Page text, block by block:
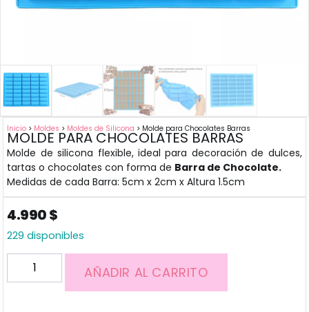
Inicio > Moldes > Moldes de Silicona > Molde para Chocolates Barras
MOLDE PARA CHOCOLATES BARRAS
Molde de silicona flexible, ideal para decoración de dulces,
tartas o chocolates con forma de Barra de Chocolate.
Medidas de cada Barra: 5cm x 2cm x Altura 1.5cm
4.990$
229 disponibles
AÑADIR AL CARRITO